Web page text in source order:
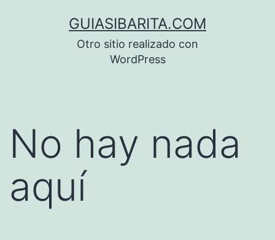
GUIASIBARITA.COM
Otro sitio realizado con
WordPress
No hay nada
aquí